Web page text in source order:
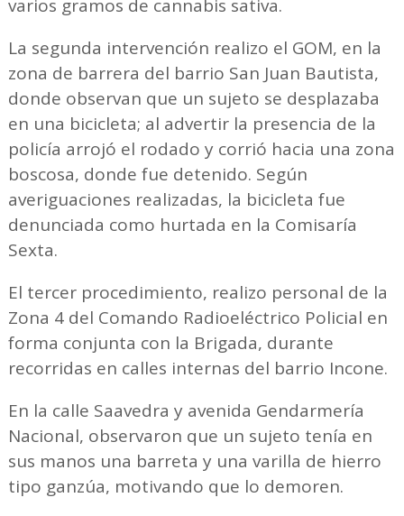
varios gramos de cannabis sativa.
La segunda intervención realizo el GOM, en la
zona de barrera del barrio San Juan Bautista,
donde observan que un sujeto se desplazaba
en una bicicleta; al advertir la presencia de la
policía arrojó el rodado y corrió hacia una zona
boscosa, donde fue detenido. Según
averiguaciones realizadas, la bicicleta fue
denunciada como hurtada en la Comisaría
Sexta.
El tercer procedimiento, realizo personal de la
Zona 4 del Comando Radioeléctrico Policial en
forma conjunta con la Brigada, durante
recorridas en calles internas del barrio Incone.
En la calle Saavedra y avenida Gendarmería
Nacional, observaron que un sujeto tenía en
sus manos una barreta y una varilla de hierro
tipo ganzúa, motivando que lo demoren.